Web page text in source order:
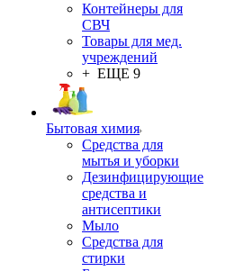
Контейнеры для
СВЧ
Товары для мед.
учреждений
+ ЕЩЕ 9
Бытовая химия
Средства для
мытья и уборки
Дезинфицирующие
средства и
антисептики
Мыло
Средства для
стирки